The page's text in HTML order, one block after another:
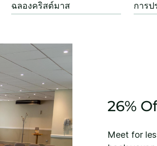
ฉลองคริสต์มาส การ
26%
Meet for